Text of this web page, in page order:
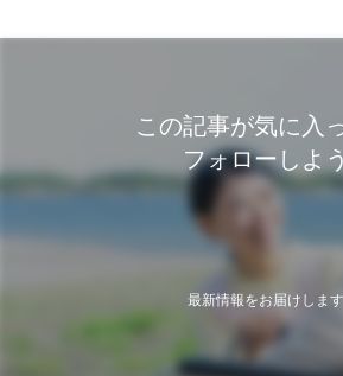
この記事が気に入
フォローしよう
最新情報をお届けします